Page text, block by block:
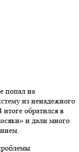
попал на
из ненадежного
обратился в
и дали много